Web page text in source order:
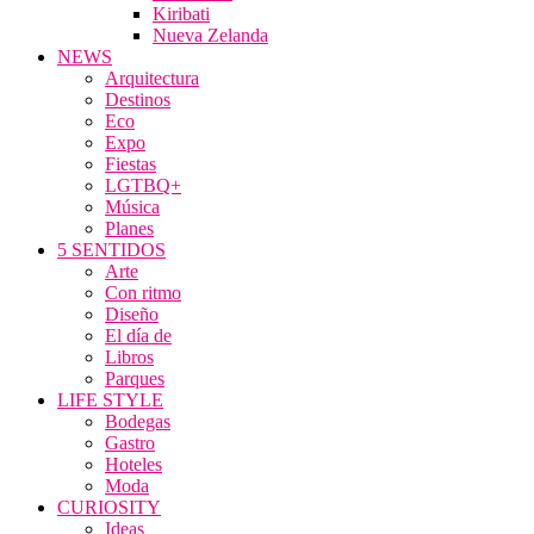
Kiribati
Nueva Zelanda
NEWS
Arquitectura
Destinos
Eco
Expo
Fiestas
LGTBQ+
Música
Planes
5 SENTIDOS
Arte
Con ritmo
Diseño
El día de
Libros
Parques
LIFE STYLE
Bodegas
Gastro
Hoteles
Moda
CURIOSITY
Ideas